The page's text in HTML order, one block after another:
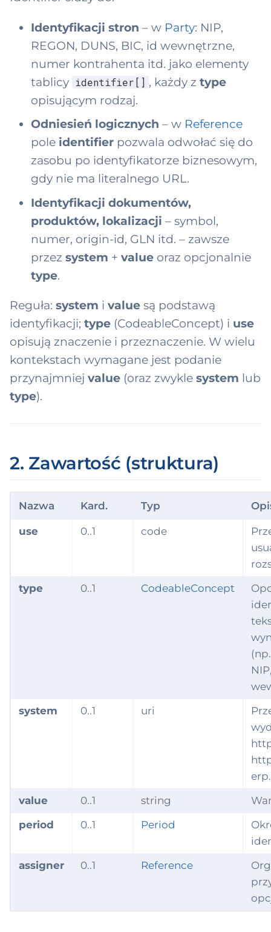
Identyfikacji stron – w Party: NIP,
REGON, DUNS, BIC, id wewnętrzne,
numer kontrahenta itd. jako elementy
tablicy identifier[] , każdy z type
opisującym rodzaj.
Odniesień logicznych – w Reference
pole identifier pozwala odwołać się do
zasobu po identyfikatorze biznesowym,
gdy nie ma literalnego URL.
Identyfikacji dokumentów,
produktów, lokalizacji – symbol,
numer, origin-id, GLN itd. – zawsze
przezsystem +value oraz opcjonalnie
type.
Reguła: system i value są podstawą
identyfikacji; type (CodeableConcept) i use
opisują znaczenie i przeznaczenie. W wielu
kontekstach wymagane jest podanie
przynajmniej value (oraz zwykle system lub
type).
2. Zawartość (struktura)
Nazwa Kard. Typ
use 0..1 code
type
0..1 CodeableConcept
system
0..1 uri
value
0..1 string
period
0..1 Period
assigner
0..1 Reference